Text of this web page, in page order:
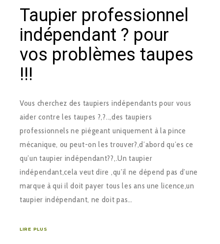
Taupier professionnel
indépendant ? pour
vos problèmes taupes
!!!
Vous cherchez des taupiers indépendants pour vous
aider contre les taupes ?,?..,des taupiers
professionnels ne piégeant uniquement à la pince
mécanique, ou peut-on les trouver?,d’abord qu’es ce
qu’un taupier indépendant??,.Un taupier
indépendant,cela veut dire ,qu’il ne dépend pas d’une
marque à qui il doit payer tous les ans une licence,un
taupier indépendant, ne doit pas…
LIRE PLUS